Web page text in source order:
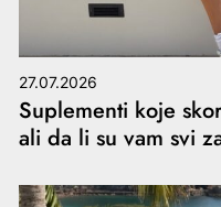
27.07.2026
Suplementi koje
ali da li su vam svi